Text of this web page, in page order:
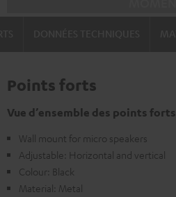
Points forts
Vue d’ensemble des points forts
Wall mount for micro speakers
Adjustable: Horizontal and vertical
Colour: Black
Material: Metal